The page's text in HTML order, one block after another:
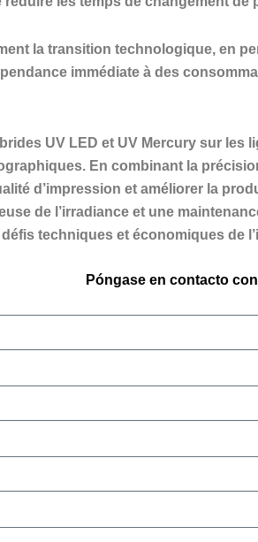
la transition technologique, en
immédiate à des
UV LED et UV Mercury sur
En combinant la
d’impression et améliorer la
de l’irradiance et une
techniques et économiques de
Póngase en contacto